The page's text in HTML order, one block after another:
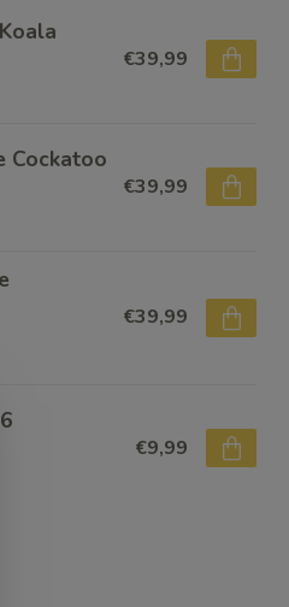
€39,99
Cockatoo
€39,99
€39,99
€9,99